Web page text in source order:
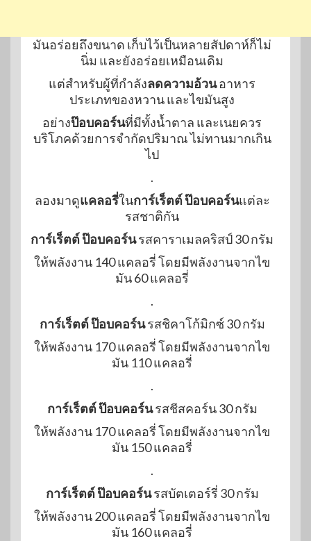
มันอร่อยถึงขนาด เก็บไว้เป็นหลายสัปดาห์ก็ไม่
นิ่ม และยังอร่อยเหมือนเดิม
แต่สำหรับผู้ที่กำลังลดความอ้วนอาหาร
ประเภทของหวาน และไขมันสูง
อย่างป๊อบคอร์นที่มีทั้งน้ำตาล และเนยควร
บริโภคด้วยการจำกัดปริมาณ ไม่ทานมากเกิน
ไป
.
ลองมาดูแคลอรี่ในการ์เร็ตต์ ป๊อบคอร์นแต่ละ
รสชาติกัน
การ์เร็ตต์ ป๊อบคอร์นรสคาราเมลคริสป์ 30 กรัม
ให้พลังงาน 140 แคลอรี่ โดยมีพลังงานจากไข
มัน 60 แคลอรี่
.
การ์เร็ตต์ ป๊อบคอร์นรสชิคาโก้มิกซ์ 30 กรัม
ให้พลังงาน 170 แคลอรี่ โดยมีพลังงานจากไข
มัน 110 แคลอรี่
.
การ์เร็ตต์ ป๊อบคอร์นรสชีสคอร์น 30 กรัม
ให้พลังงาน 170 แคลอรี่ โดยมีพลังงานจากไข
มัน 150 แคลอรี่
.
การ์เร็ตต์ ป๊อบคอร์นรสบัตเตอร์รี่ 30 กรัม
ให้พลังงาน 200 แคลอรี่ โดยมีพลังงานจากไข
มัน 160 แคลอรี่